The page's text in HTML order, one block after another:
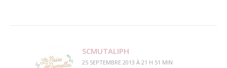
SCMUTALIPH
25 SEPTEMBRE 2013 À 21 H 51 MIN